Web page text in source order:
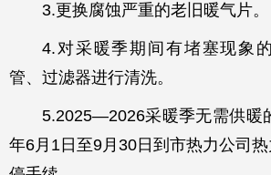
3.更换腐蚀严重的老旧暖气片。
4.对采暖季期间有堵塞现象
管、过滤器进行清洗。
5.2025—2026采暖季无需供暖
年6月1日至9月30日到市热力公司